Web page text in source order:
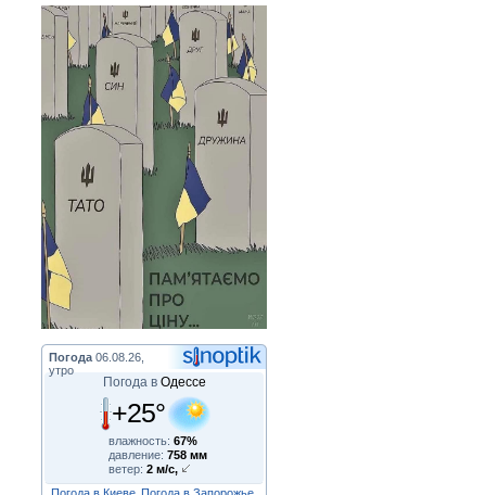
Погода 06.08.26,
утро
Погода в Одессе
+25°
влажность: 67%
давление: 758 мм
ветер: 2 м/с,